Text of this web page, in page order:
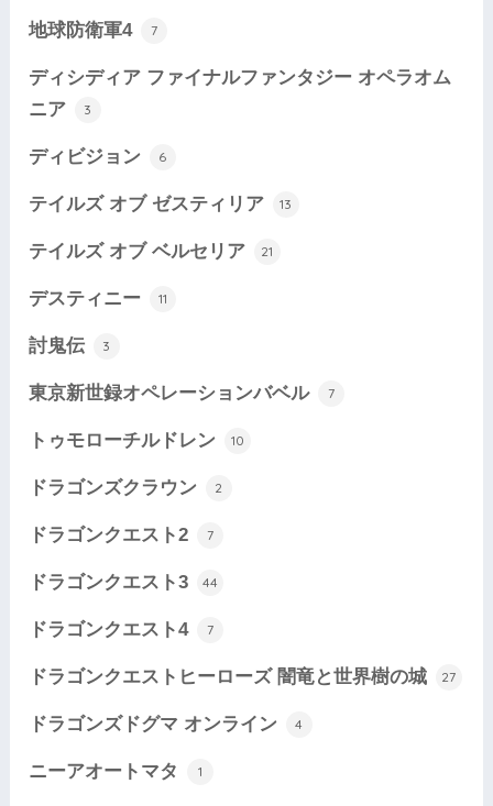
地球防衛軍4 7
ディシディア ファイナルファンタジー オペラオム
ニア
3
ディビジョン 6
テイルズ オブ ゼスティリア 13
テイルズ オブ ベルセリア 21
デスティニー 11
討鬼伝 3
東京新世録オペレーションバベル 7
トゥモローチルドレン 10
ドラゴンズクラウン 2
ドラゴンクエスト2 7
ドラゴンクエスト3 44
ドラゴンクエスト4 7
ドラゴンクエストヒーローズ 闇竜と世界樹の城 27
ドラゴンズドグマ オンライン 4
ニーアオートマタ 1